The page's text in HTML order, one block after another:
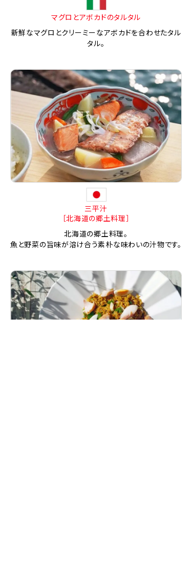
マグロとアボカドのタルタル
新鮮なマグロとクリーミーなアボカドを合わせたタル
タル。
三平汁
［北海道の郷土料理］
北海道の郷土料理。
魚と野菜の旨味が溶け合う素朴な味わいの汁物です。